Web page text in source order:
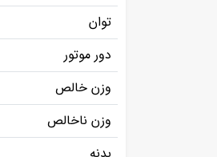
توان
دور موتور
وزن خالص
وزن ناخالص